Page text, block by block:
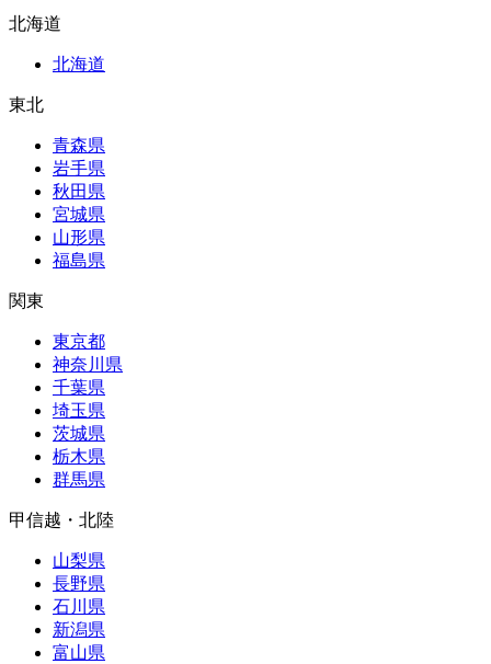
北海道
北海道
東北
青森県
岩手県
秋田県
宮城県
山形県
福島県
関東
東京都
神奈川県
千葉県
埼玉県
茨城県
栃木県
群馬県
甲信越・北陸
山梨県
長野県
石川県
新潟県
富山県